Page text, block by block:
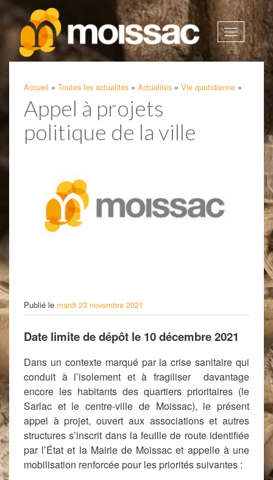
Afficher
la
Accueil » Toutes les actualités » Actualités » Vie quotidienne »
Appel à projets
politique de la ville
Publié le mardi 23 novembre 2021
Date limite de dépôt le 10 décembre 2021
Dans un contexte marqué par la crise sanitaire qui
conduit à l’isolement et à fragiliser davantage
encore les habitants des quartiers prioritaires (le
Sarlac et le centre-ville de Moissac), le présent
appel à projet, ouvert aux associations et autres
structures s’inscrit dans la feuille de route identifiée
par l’État et la Mairie de Moissac et appelle à une
mobilisation renforcée pour les priorités suivantes :